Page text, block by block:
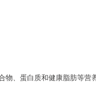
、蛋白质和健康脂肪等营